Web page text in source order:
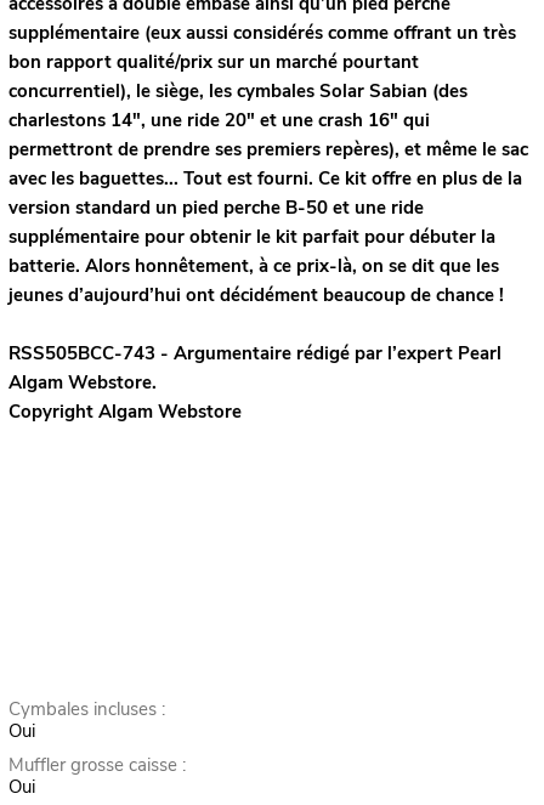
supplémentaire (eux aussi considérés comme offrant un très
bon rapport qualité/prix sur un marché pourtant
concurrentiel), le siège, les cymbales Solar Sabian (des
charlestons 14", une ride 20" et une crash 16" qui
permettront de prendre ses premiers repères), et même le sac
avec les baguettes... Tout est fourni. Ce kit offre en plus de la
version standard un pied perche B-50 et une ride
supplémentaire pour obtenir le kit parfait pour débuter la
batterie. Alors honnêtement, à ce prix-là, on se dit que les
jeunes d’aujourd’hui ont décidément beaucoup de chance !
RSS505BCC-743 - Argumentaire rédigé par l’expert Pearl
Algam Webstore.
Copyright Algam Webstore
Cymbales incluses :
Oui
Muffler grosse caisse :
Oui